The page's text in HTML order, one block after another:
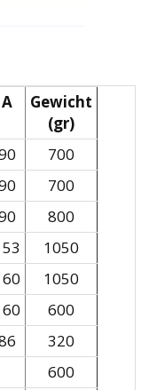
A
Gewicht
(gr)
700
700
800
1050
1050
600
320
600